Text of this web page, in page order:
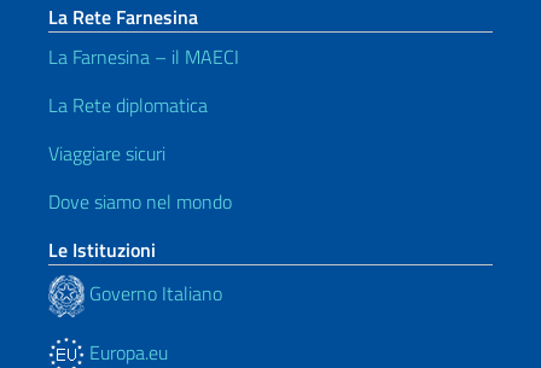
La Rete Farnesina
La Farnesina – il MAECI
La Rete diplomatica
Viaggiare sicuri
Dove siamo nel mondo
Le Istituzioni
Governo Italiano
Europa.eu